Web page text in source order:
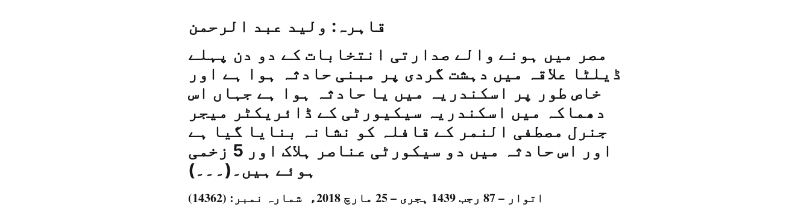
قاہرہ: ولید عبد الرحمن
مصر میں ہونے والے صدارتی انتخابات کے دو دن پہلے
ڈیلٹا علاقہ میں دہشت گردی پر مبنی حادثہ ہوا ہے اور
خاص طور پر اسکندریہ میں یا حادثہ ہوا ہے جہاں اس
دھماکہ میں اسکندریہ سیکیورٹی کے ڈائریکٹر میجر
جنرل مصطفی النمر کے قافلہ کو نشانہ بنایا گیا ہے
اور اس حادثہ میں دو سیکورٹی عناصر ہلاک اور 5 زخمی
ہوئے ہیں۔(۔۔۔)
اتوار – 87 رجب 1439 ہجری – 25 مارچ 2018ء شمارہ نمبر: (14362)